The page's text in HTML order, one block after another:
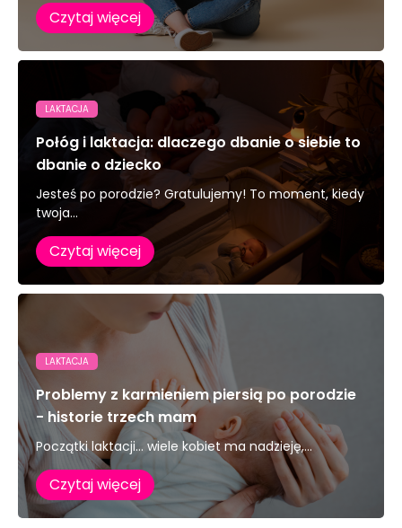
Czytaj więcej
LAKTACJA
Połóg i laktacja: dlaczego dbanie o siebie to
dbanie o dziecko
Jesteś po porodzie? Gratulujemy! To moment, kiedy
twoja...
Czytaj więcej
LAKTACJA
Problemy z karmieniem piersią po porodzie
- historie trzech mam
Początki laktacji… wiele kobiet ma nadzieję,...
Czytaj więcej